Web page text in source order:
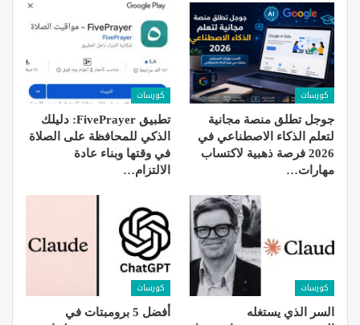
كورسات
جوجل تطلق منصة مجانية
لتعلم الذكاء الاصطناعي في
2026 فرصة ذهبية لاكتساب
مهارات…
كورسات
تطبيق FivePrayer: دليلك
الذكي للمحافظة على الصلاة
في وقتها وبناء عادة
الالتزام…
كورسات
السر الذي يستغله
كورسات
أفضل 5 برومبتات في